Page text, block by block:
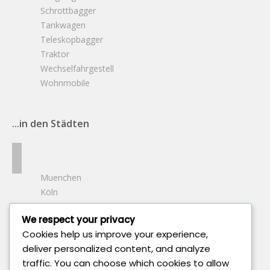
Schrottbagger
Tankwagen
Teleskopbagger
Traktor
Wechselfahrgestell
Wohnmobile
...in den Städten
Muenchen
Köln
Frankfurt Am Main
Bochum
Bonn
Berlin
Hamburg
We respect your privacy
Cookies help us improve your experience,
deliver personalized content, and analyze
traffic. You can choose which cookies to allow